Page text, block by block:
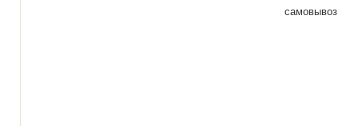
самовывоз